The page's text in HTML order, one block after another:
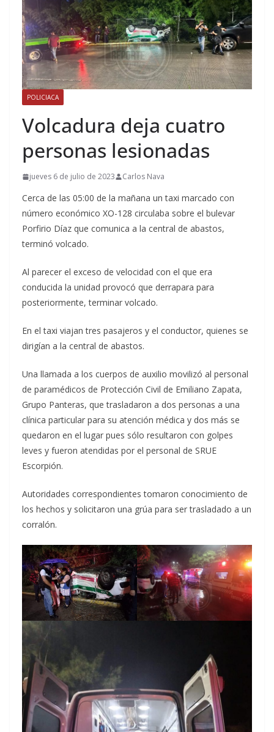
POLICIACA
Volcadura deja cuatro
personas lesionadas
jueves 6 de julio de 2023 Carlos Nava
Cerca de las 05:00 de la mañana un taxi marcado con
número económico XO-128 circulaba sobre el bulevar
Porfirio Díaz que comunica a la central de abastos,
terminó volcado.
Al parecer el exceso de velocidad con el que era
conducida la unidad provocó que derrapara para
posteriormente, terminar volcado.
En el taxi viajan tres pasajeros y el conductor, quienes se
dirigían a la central de abastos.
Una llamada a los cuerpos de auxilio movilizó al personal
de paramédicos de Protección Civil de Emiliano Zapata,
Grupo Panteras, que trasladaron a dos personas a una
clínica particular para su atención médica y dos más se
quedaron en el lugar pues sólo resultaron con golpes
leves y fueron atendidas por el personal de SRUE
Escorpión.
Autoridades correspondientes tomaron conocimiento de
los hechos y solicitaron una grúa para ser trasladado a un
corralón.